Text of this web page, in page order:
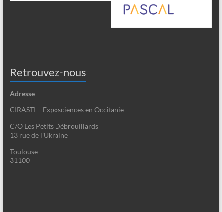
Retrouvez-nous
Adresse
CIRASTI – Exposciences en Occitanie
C/O Les Petits Débrouillards
13 rue de l’Ukraine
Toulouse
31100